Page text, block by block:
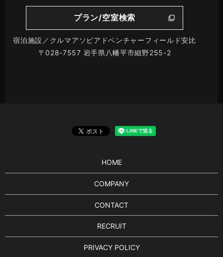
プラン/空室検索
宿泊施設／クルマアソビアドベンチャーフィールド安比
〒028-7557 岩手県八幡平市細野255-2
HOME
COMPANY
CONTACT
RECRUIT
PRIVACY POLICY